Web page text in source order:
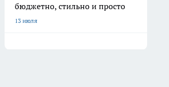
бюджетно, стильно и просто
13 июля